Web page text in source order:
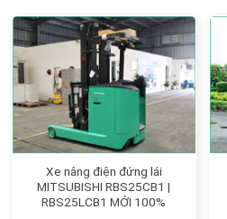
Xe nâng điện đứng lái
MITSUBISHI RBS25CB1 |
RBS25LCB1 MỚI 100%